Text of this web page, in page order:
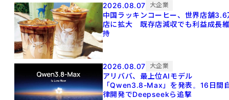
2026.08.07 大企業
中国ラッキンコーヒー、世界店舗3.6
店に拡大 既存店減収でも利益成長
持
2026.08.07 大企業
アリババ、最上位AIモデル
「Qwen3.8-Max」を発表。16日間
律開発でDeepseekら追撃